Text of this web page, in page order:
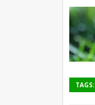
TAGS: